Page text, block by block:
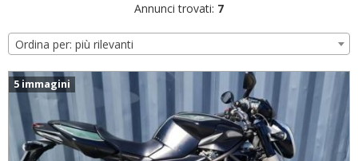
Annunci trovati: 7
Ordina per: più rilevanti
5 immagini